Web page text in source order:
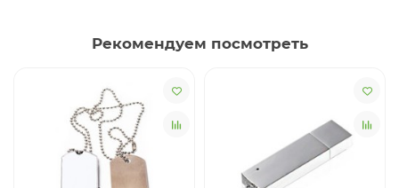
Рекомендуем посмотреть